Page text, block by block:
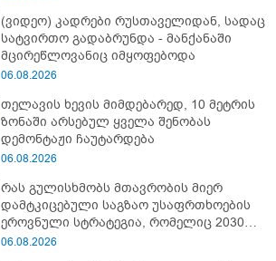
(ვიდეო) კადრები რუსთაველიდან, სადაც
სატვირთო გადაბრუნდა - მანქანაში
მცირეწლოვანიც იმყოფებოდა
06.08.2026
თელავის ხევის მიმდებარედ, 10 მეტრის
ზონაში არსებულ ყველა შენობას
დემონტაჟი ჩაუტარდება
06.08.2026
რას გულისხმობს მთავრობის მიერ
დამტკიცებული საგზაო უსაფრთხოების
ეროვნული სტრატეგია, რომელიც 2030
წლისთვის დაღუპულთა რაოდენობის
06.08.2026